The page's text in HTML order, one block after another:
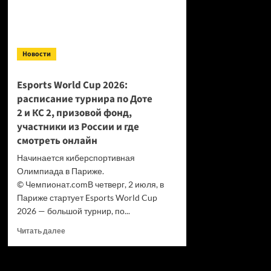
Новости
Esports World Cup 2026:
расписание турнира по Доте
2 и КС 2, призовой фонд,
участники из России и где
смотреть онлайн
Начинается киберспортивная
Олимпиада в Париже.
© Чемпионат.comВ четверг, 2 июля, в
Париже стартует Esports World Cup
2026 — большой турнир, по...
Читать далееПрочитать